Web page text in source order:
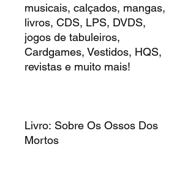
musicais, calçados, mangas,
livros, CDS, LPS, DVDS,
jogos de tabuleiros,
Cardgames, Vestidos, HQS,
revistas e muito mais!
Livro: Sobre Os Ossos Dos
Mortos